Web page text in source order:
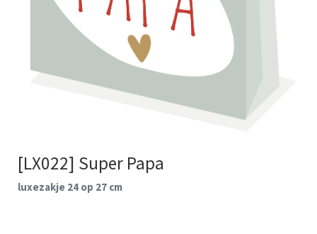
[LX022] Super Papa
luxezakje 24 op 27 cm